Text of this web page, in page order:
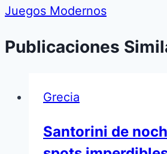
Juegos Modernos
Publicaciones
Grecia
Santorini de